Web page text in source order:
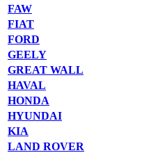
FAW
FIAT
FORD
GEELY
GREAT WALL
HAVAL
HONDA
HYUNDAI
KIA
LAND ROVER